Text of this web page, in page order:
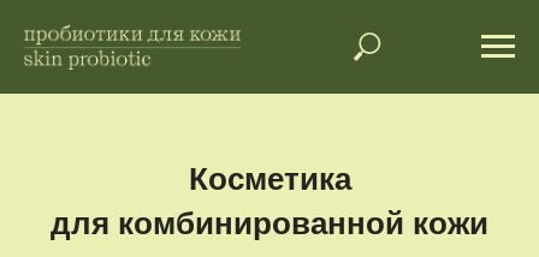
Косметика
для комбинированной кожи